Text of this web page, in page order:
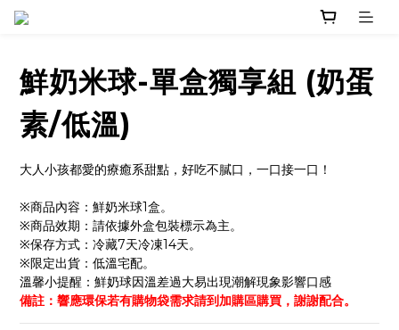
鮮奶米球-單盒獨享組 (奶蛋
素/低溫)
大人小孩都愛的療癒系甜點，好吃不膩口，一口接一口！
※商品內容：鮮奶米球1盒。
※商品效期：請依據外盒包裝標示為主。
※保存方式：冷藏7天冷凍14天。
※限定出貨：低溫宅配。
溫馨小提醒：鮮奶球因溫差過大易出現潮解現象影響口感
備註：響應環保若有購物袋需求請到加購區購買，謝謝配合。